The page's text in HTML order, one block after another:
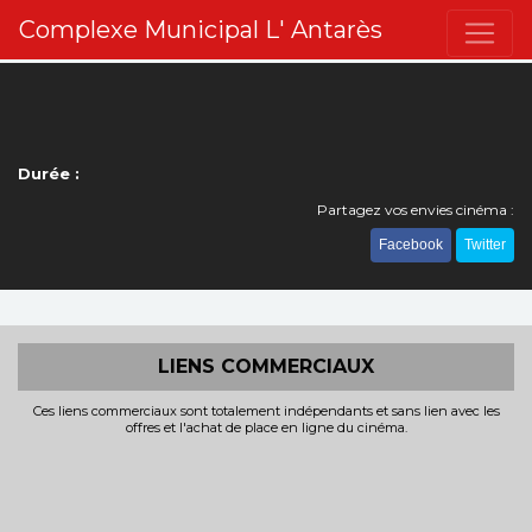
Complexe Municipal L' Antarès
Durée :
Partagez vos envies cinéma :
Facebook Twitter
LIENS COMMERCIAUX
Ces liens commerciaux sont totalement indépendants et sans lien avec les
offres et l'achat de place en ligne du cinéma.